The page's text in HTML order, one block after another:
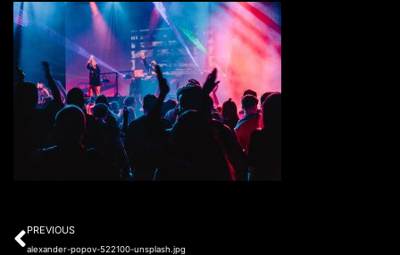
Prev
PREVIOUS
alexander-popov-522100-unsplash.jpg